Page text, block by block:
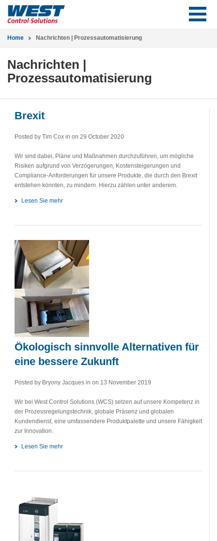
Home Nachrichten | Prozessautomatisierung
Nachrichten |
Prozessautomatisierung
Brexit
Posted by Tim Cox in on 29 October 2020
Wir sind dabei, Pläne und Maßnahmen durchzuführen, um mögliche
Risiken aufgrund von Verzögerungen, Kostensteigerungen und
Compliance-Anforderungen für unsere Produkte, die durch den Brexit
entstehen könnten, zu mindern. Hierzu zählen unter anderem.
Lesen Sie mehr
Ökologisch sinnvolle Alternativen für
eine bessere Zukunft
Posted by Bryony Jacques in on 13 November 2019
Wir bei West Control Solutions (WCS) setzen auf unsere Kompetenz in
der Prozessregelungstechnik, globale Präsenz und globalen
Kundendienst, eine umfassendere Produktpalette und unsere Fähigkeit
zur Innovation.
Lesen Sie mehr